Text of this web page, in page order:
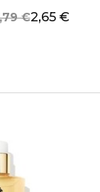
2,65 €
€